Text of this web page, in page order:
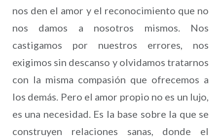
nos den el amor y el reconocimiento que no
nos damos a nosotros mismos. Nos
castigamos por nuestros errores, nos
exigimos sin descanso y olvidamos tratarnos
con la misma compasión que ofrecemos a
los demás. Pero el amor propio no es un lujo,
es una necesidad. Es la base sobre la que se
construyen relaciones sanas, donde el